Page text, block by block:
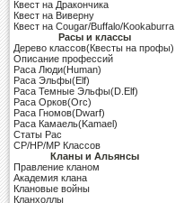
Квест на Дракончика
Квест на Виверну
Квест на Cougar/Buffalo/Kookaburra
Расы и классы
Дерево классов(Квесты на профы)
Описание профессий
Раса Люди(Human)
Раса Эльфы(Elf)
Раса Темные Эльфы(D.Elf)
Раса Орков(Orc)
Раса Гномов(Dwarf)
Раса Камаель(Kamael)
Cтаты Рас
CP/HP/MP Классов
Кланы и Альянсы
Правление кланом
Академия клана
Клановые войны
Кланхоллы